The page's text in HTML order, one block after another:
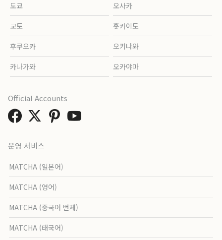
도쿄 오사카
교토 홋카이도
후쿠오카 오키나와
카나가와 오카야마
운영 서비스
MATCHA (일본어)
MATCHA (영어)
MATCHA (중국어 번체)
MATCHA (태국어)
Official Accounts